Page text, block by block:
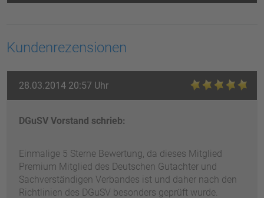
Kundenrezensionen
28.03.2014 20:57 Uhr
DGuSV Vorstand schrieb:
Einmalige 5 Sterne Bewertung, da dieses Mitglied
Premium Mitglied des Deutschen Gutachter und
Sachverständigen Verbandes ist und daher nach den
Richtlinien des DGuSV besonders geprüft wurde.